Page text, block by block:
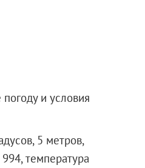
и условия
5 метров,
температура